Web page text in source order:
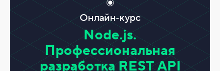
Онлайн‑курс
Node.js.
Профессиональная
разработка REST API